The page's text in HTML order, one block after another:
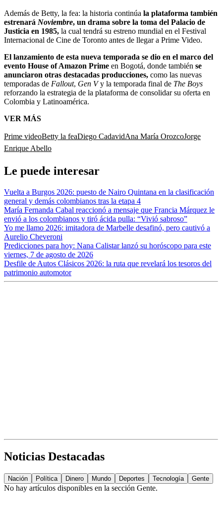
Además de Betty, la fea: la historia continúa la plataforma también
estrenará Noviembre, un drama sobre la toma del Palacio de
Justicia en 1985, la cual tendrá su estreno mundial en el Festival
Internacional de Cine de Toronto antes de llegar a Prime Video.
El lanzamiento de esta nueva temporada se dio en el marco del
evento House of Amazon Prime en Bogotá, donde también se
anunciaron otras destacadas producciones, como las nuevas
temporadas de Fallout, Gen Vy la temporada final de The Boys
reforzando la estrategia de la plataforma de consolidar su oferta en
Colombia y Latinoamérica.
VER MÁS
Prime videoBetty la feaDiego CadavidAna María OrozcoJorge
Enrique Abello
Le puede interesar
Vuelta a Burgos 2026: puesto de Nairo Quintana en la clasificación
general y demás colombianos tras la etapa 4
María Fernanda Cabal reaccionó a mensaje que Francia Márquez le
envió a los colombianos y tiró ácida pulla: “Vivió sabroso”
Yo me llamo 2026: imitadora de Marbelle desafinó, pero cautivó a
Aurelio Cheveroni
Predicciones para hoy: Nana Calistar lanzó su horóscopo para este
viernes, 7 de agosto de 2026
Desfile de Autos Clásicos 2026: la ruta que revelará los tesoros del
patrimonio automotor
Noticias Destacadas
Nación Política Dinero Mundo Deportes Tecnología Gente
No hay artículos disponibles en la sección Gente.